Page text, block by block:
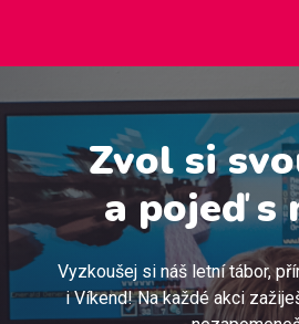
Zvol si
a pojeď s
Vyzkoušej si náš letní tábor,
i Víkend! Na každé akci